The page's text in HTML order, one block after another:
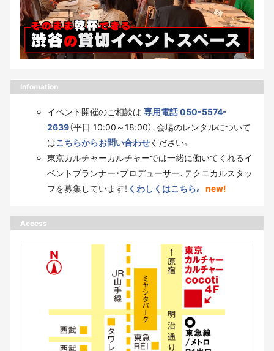
Infomation
イベント開催のご相談は 専用電話 050-5574-
2639（平日 10:00～18:00）、会場のレンタルについて
はこちらからお問い合わせください。
東京カルチャーカルチャーでは一緒に働いてくれるイ
ベントプランナー・プロデューサー、テクニカルスタッ
フを募集しています！ くわしくはこちら。 new!
Access